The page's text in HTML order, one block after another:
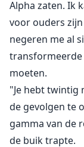
Alpha zaten. Ik
voor ouders
negeren me al
transformeerde
moeten.
"Je hebt twintig
de gevolgen te
gamma van de
de buik trapte.